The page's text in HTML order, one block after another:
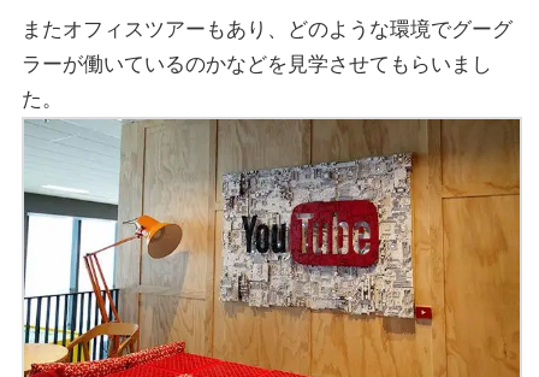
またオフィスツアーもあり、どのような環境でグーグ
ラーが働いているのかなどを見学させてもらいまし
た。